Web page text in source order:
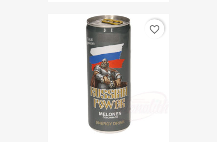
favorite_border